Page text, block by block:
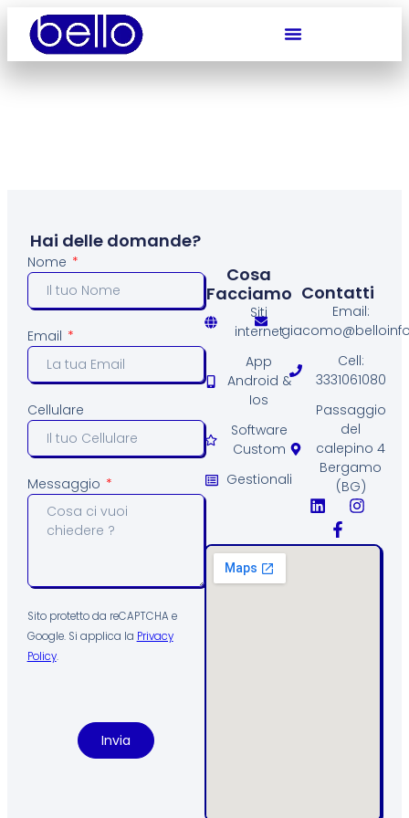
Hai delle domande?
Nome
Email
Cellulare
Messaggio
Sito protetto da reCAPTCHA e
Google. Si applica la Privacy
Policy.
Invia
Cosa
Facciamo
Siti
internet
App
Android &
Ios
Software
Custom
Gestionali
Contatti
Email:
Cell:
3331061080
Passaggio
del
calepino 4
Bergamo
(BG)